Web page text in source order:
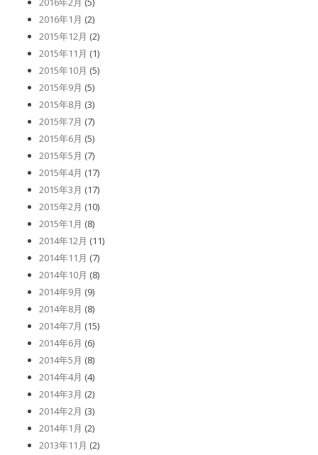
2016年1月 (2)
2015年12月 (2)
2015年11月 (1)
2015年10月 (5)
2015年9月 (5)
2015年8月 (3)
2015年7月 (7)
2015年6月 (5)
2015年5月 (7)
2015年4月 (17)
2015年3月 (17)
2015年2月 (10)
2015年1月 (8)
2014年12月 (11)
2014年11月 (7)
2014年10月 (8)
2014年9月 (9)
2014年8月 (8)
2014年7月 (15)
2014年6月 (6)
2014年5月 (8)
2014年4月 (4)
2014年3月 (2)
2014年2月 (3)
2014年1月 (2)
2013年11月 (2)